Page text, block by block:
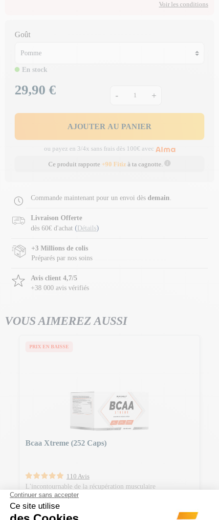
Voir les conditions
Goût
En stock
Prix
29,90 € - +
AJOUTER AU PANIER
ou payez en 3/4x sans frais dès 100€ avec
Ce produit rapporte +90 Fitiz à ta cagnotte.
Commande maintenant pour un envoi dès demain.
Livraison Offerte
dès 60€ d'achat ( Détails)
+3 Millions de colis
Préparés par nos soins
Avis client 4,7/5
+38 000 avis vérifiés
VOUS AIMEREZ AUSSI
PRIX EN BAISSE
Bcaa Xtreme (252 Caps)
110 Avis
L'incontournable de la récupération musculaire
Prix Normal
29,90 €